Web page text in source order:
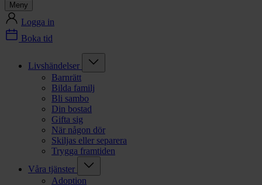
Meny
Logga in
Boka tid
Livshändelser
Barnrätt
Bilda familj
Bli sambo
Din bostad
Gifta sig
När någon dör
Skiljas eller separera
Trygga framtiden
Våra tjänster
Adoption